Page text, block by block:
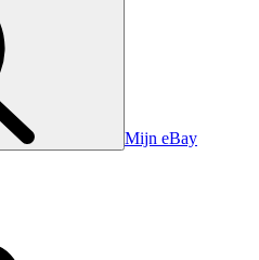
Mijn eBay